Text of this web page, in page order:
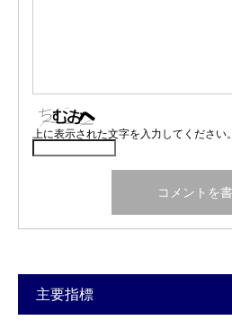
上に表示された文字を入力してください。
主要指標